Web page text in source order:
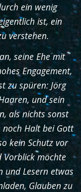
ein wenig
ist, ein
verstehen.
seine Ehe mit
Engagement,
zu spüren: Jörg
und sein
als nichts sonst
Halt bei Gott
kein Schutz vor
Vorblick möchte
und Lesern etwas
Glauben zu